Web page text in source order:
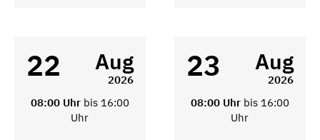
22 Aug
2026
08:00 Uhr bis 16:00
Uhr
23 Aug
2026
08:00 Uhr bis 16:00
Uhr